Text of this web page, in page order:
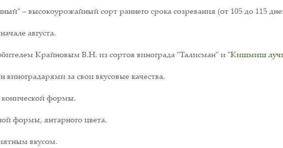
– высокоурожайный сорт раннего срока созревания (от 105 до 115
августа.
Крайновым В.Н. из сортов винограда "Талисман" и "Кишмиш
виноградарями за свои вкусовые качества.
конической формы.
формы, янтарного цвета.
вкусом.